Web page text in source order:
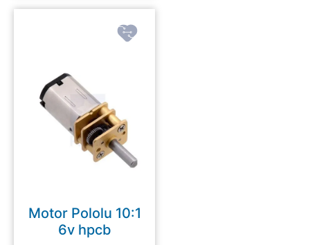
Motor Pololu 10:1
6v hpcb